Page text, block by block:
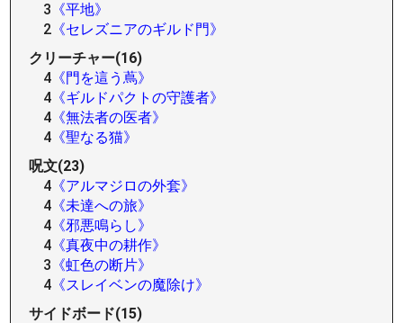
3 《平地》
2 《セレズニアのギルド門》
クリーチャー(16)
4 《門を這う蔦》
4 《ギルドパクトの守護者》
4 《無法者の医者》
4 《聖なる猫》
呪文(23)
4 《アルマジロの外套》
4 《未達への旅》
4 《邪悪鳴らし》
4 《真夜中の耕作》
3 《虹色の断片》
4 《スレイベンの魔除け》
サイドボード(15)